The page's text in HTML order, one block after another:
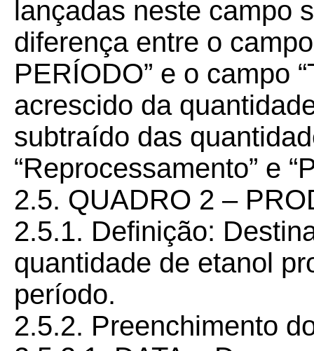
lançadas neste campo
diferença entre o
PERÍODO” e o campo
acrescido da
subtraído das
“Reprocessamento” e
2.5. QUADRO 2 –
2.5.1. Definição:
quantidade de etanol
período.
2.5.2. Preenchimento